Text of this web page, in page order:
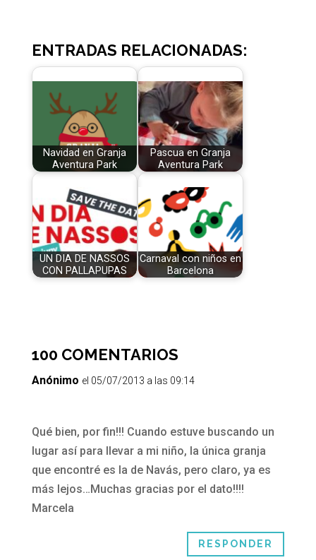
ENTRADAS RELACIONADAS:
Navidad en Granja
Aventura Park
Pascua en Granja
Aventura Park
UN DIA DE NASSOS
CON PALLAPUPAS
Carnaval con niños en
Barcelona
100 COMENTARIOS
Anónimo el 05/07/2013 a las 09:14
Qué bien, por fin!!! Cuando estuve buscando un
lugar así para llevar a mi niño, la única granja
que encontré es la de Navás, pero claro, ya es
más lejos…Muchas gracias por el dato!!!!
Marcela
RESPONDER